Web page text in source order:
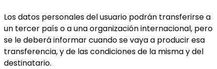
Los datos personales del usuario podrán transferirse a
un tercer país o a una organización internacional, pero
se le deberá informar cuando se vaya a producir esa
transferencia, y de las condiciones de la misma y del
destinatario.